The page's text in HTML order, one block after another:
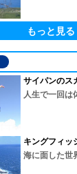
もっと見る
サイパンのス
人生で一回は
キングフィッ
海に面した世